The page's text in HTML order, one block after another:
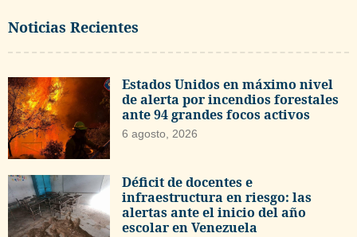
Noticias Recientes
Estados Unidos en máximo nivel
de alerta por incendios forestales
ante 94 grandes focos activos
6 agosto, 2026
Déficit de docentes e
infraestructura en riesgo: las
alertas ante el inicio del año
escolar en Venezuela